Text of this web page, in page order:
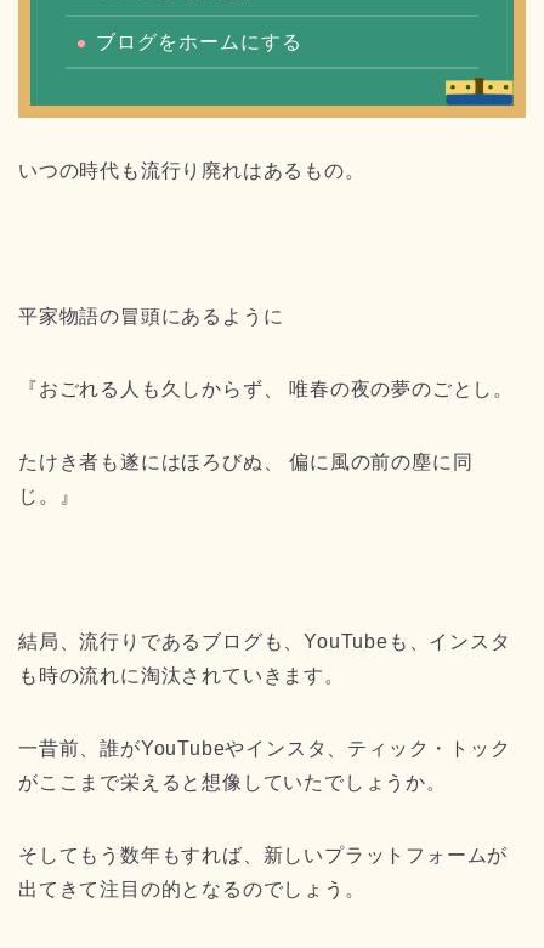
ブログをホームにする
いつの時代も流行り廃れはあるもの。
平家物語の冒頭にあるように
『おごれる人も久しからず、 唯春の夜の夢のごとし。
たけき者も遂にはほろびぬ、 偏に風の前の塵に同
じ。』
結局、流行りであるブログも、YouTubeも、インスタ
も時の流れに淘汰されていきます。
一昔前、誰がYouTubeやインスタ、ティック・トック
がここまで栄えると想像していたでしょうか。
そしてもう数年もすれば、新しいプラットフォームが
出てきて注目の的となるのでしょう。